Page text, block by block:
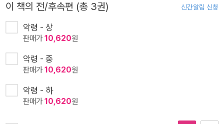
이 책의 전/후속편 (총 3권) 신간알림 신청
악령 - 상
판매가10,620원
악령 - 중
판매가10,620원
악령 - 하
판매가10,620원